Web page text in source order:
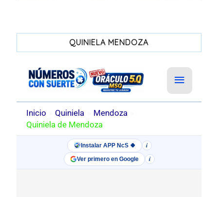
QUINIELA MENDOZA